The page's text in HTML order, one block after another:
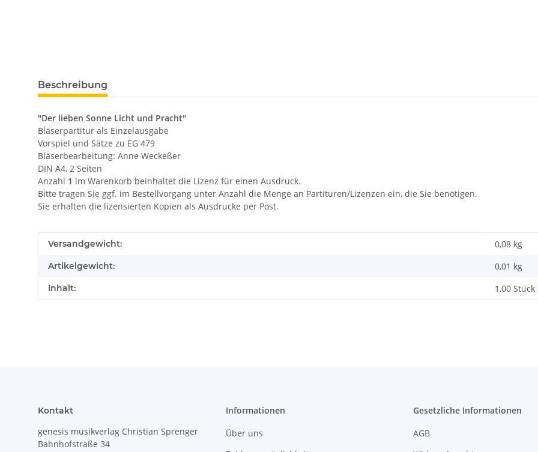
Beschreibung
"Der lieben Sonne Licht und Pracht"
Bläserpartitur als Einzelausgabe
Vorspiel und Sätze zu EG 479
Bläserbearbeitung: Anne Weckeßer
DIN A4, 2 Seiten
Anzahl 1 im Warenkorb beinhaltet die Lizenz für einen Ausdruck.
Bitte tragen Sie ggf. im Bestellvorgang unter Anzahl die Menge an Partituren/Lizenzen ein, die Sie benötigen.
Sie erhalten die lizensierten Kopien als Ausdrucke per Post.
Produkteigenschaft
Wert
Versandgewicht: 0,08 kg
Artikelgewicht: 0,01 kg
Inhalt: 1,00 Stück
Kontakt
genesis musikverlag Christian Sprenger
Bahnhofstraße 34
Informationen
Über uns
Gesetzliche Informationen
AGB